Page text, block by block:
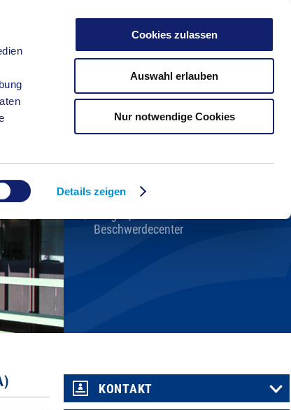
Details zeigen
Cookies zulassen
Auswahl erlauben
Nur notwendige Cookies
Kreisverwaltung A-Z
Karriere beim Kreis
Beschwerdecenter
KONTAKT